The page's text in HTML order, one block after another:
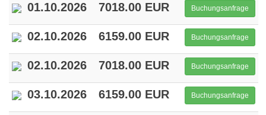
01.10.2026 7018.00 EUR Buchungsanfrage
02.10.2026 6159.00 EUR Buchungsanfrage
02.10.2026 7018.00 EUR Buchungsanfrage
03.10.2026 6159.00 EUR Buchungsanfrage